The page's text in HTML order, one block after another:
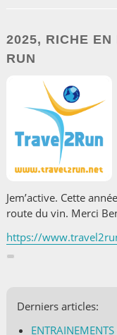
2025, RICHE EN
RUN
Jem’active. Cette
route du vin. Merci
https://
Derniers articles: